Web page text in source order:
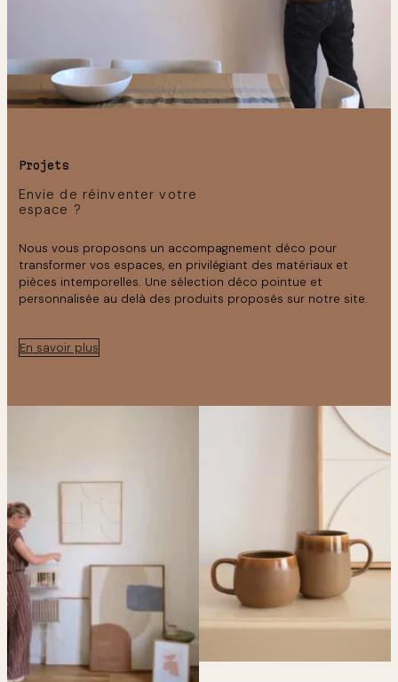
Projets
Envie de réinventer votre
espace ?
Nous vous proposons un accompagnement déco pour
transformer vos espaces, en privilégiant des matériaux et
pièces intemporelles. Une sélection déco pointue et
personnalisée au delà des produits proposés sur notre site.
En savoir plus